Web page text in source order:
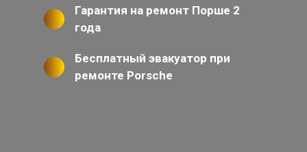
Гарантия на ремонт Порше 2
года
Бесплатный эвакуатор при
ремонте Porsche